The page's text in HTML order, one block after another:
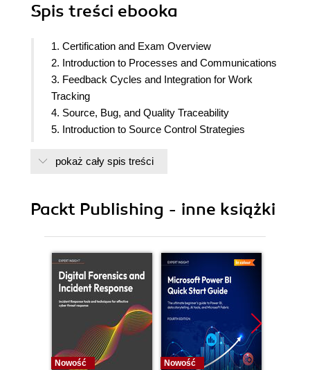
Spis treści ebooka
1. Certification and Exam Overview
2. Introduction to Processes and Communications
3. Feedback Cycles and Integration for Work
Tracking
4. Source, Bug, and Quality Traceability
5. Introduction to Source Control Strategies
Repositories
9. Designing and Implementing Pipelines
11. Overview of Continuous Delivery (CD)
12. Deployment Strategies in CD
13. Authentication and Authorization Methods
14. Managing Sensitive Information
15. Security and Compliance Scanning
16. Monitoring DevOps Environments
17. Analyzing Metrics and Telemetry
pokaż cały spis treści
Packt Publishing - inne książki
Nowość
Nowość